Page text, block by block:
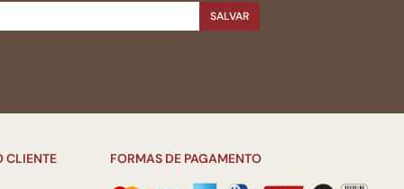
SALVAR
CLIENTE FORMAS DE PAGAMENTO